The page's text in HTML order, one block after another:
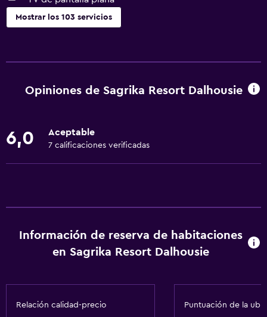
Mostrar los 103 servicios
Cajero automático/banco
Servicio de conserjería
Mostrador de información turística
Acceso con llave
Check-in/check-out privado
Opiniones de Sagrika Resort Dalhousie
6,0 Aceptable
7 calificaciones verificadas
Información de reserva de habitaciones
en Sagrika Resort Dalhousie
Relación calidad-precio Puntuación de la